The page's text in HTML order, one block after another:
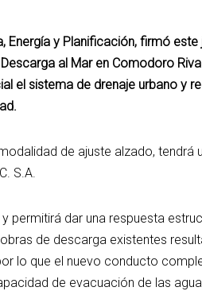
Energía y Planificación, firmó este
al Mar en Comodoro
el sistema de drenaje urbano y
de ajuste alzado, tendrá
S.A.
permitirá dar una respuesta
de descarga existentes
lo que el nuevo conducto
de evacuación de las